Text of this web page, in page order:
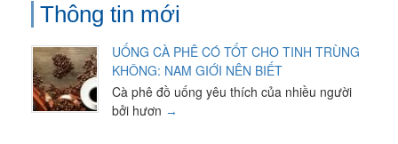
Thông tin mới
UỐNG CÀ PHÊ CÓ TỐT CHO TINH TRÙNG
KHÔNG: NAM GIỚI NÊN BIẾT
Cà phê đồ uống yêu thích của nhiều người
bởi hươn